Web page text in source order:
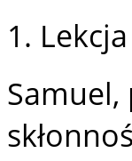
1.
Samuel,